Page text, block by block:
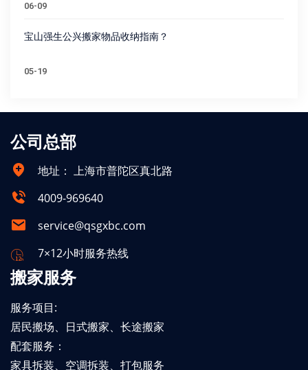
06-09
宝山强生公兴搬家物品收纳指南？
05-19
公司总部
地址： 上海市普陀区真北路
4009-969640
service@qsgxbc.com
7×12小时服务热线
搬家服务
服务项目:
居民搬场、日式搬家、长途搬家
配套服务：
家具拆装、空调拆装、打包服务